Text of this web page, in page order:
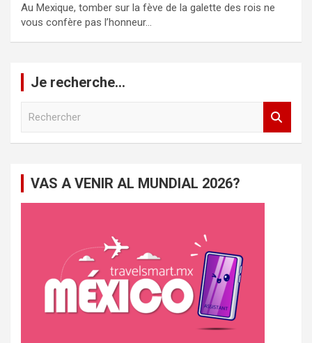
Au Mexique, tomber sur la fève de la galette des rois ne
vous confère pas l’honneur…
Je recherche…
c
VAS A VENIR AL MUNDIAL 2026?